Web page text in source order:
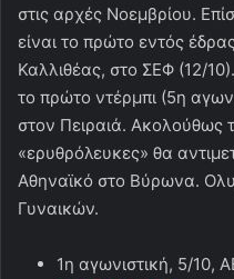
στις αρχές Νοεμβρίου.
είναι το πρώτο εντός
Καλλιθέας, στο ΣΕΦ (12/
το πρώτο ντέρμπι (5η
στον Πειραιά. Ακολούθως
«ερυθρόλευκες» θα
Αθηναϊκό στο Βύρωνα.
Γυναικών.
1η αγωνιστική, 5/10,